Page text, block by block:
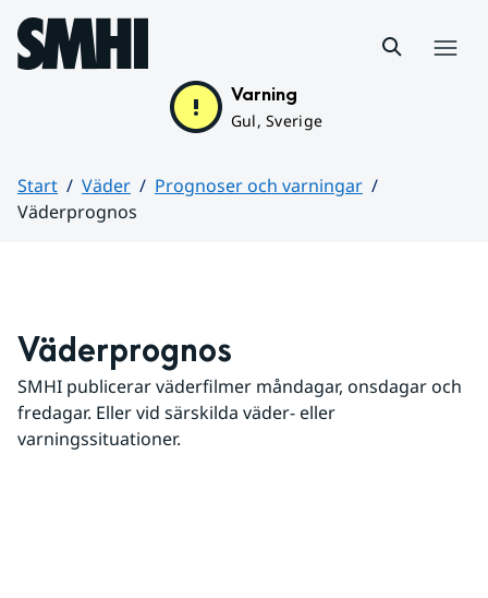
Hoppa till sidans innehåll
Varning
Gul, Sverige
Start Väder
Prognoser och varningar
Väderprognos
Väderprognos
SMHI publicerar väderfilmer måndagar, onsdagar och
fredagar. Eller vid särskilda väder- eller
varningssituationer.